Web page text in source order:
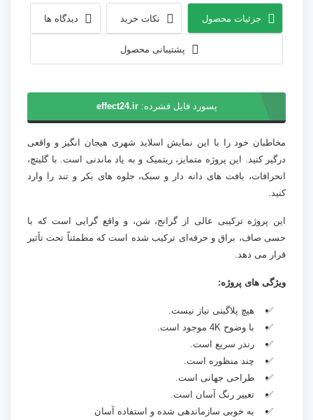
جزئیات محصول نکات خرید دیدگاه ها
پشتیبانی محصول
پسورد فایل فشرده:effect24.ir
مخاطبان خود را با این نمایش اسلاید شهری هیجان انگیز و واقعی
درگیر کنید. این پروژه متمایز، ریتمیک و به یاد ماندنی است. با گلیتچ،
انحرافات، بافت‌ های دانه‌ دار و سبک، جلوه‌ های بکر و تند را وارد
کنید.
این پروژه ترکیبی عالی از گرانج، شن، و واقع‌ گرایی است که با
حسی صاف، براق و حرفه‌ای ترکیب شده است که مطمئناً تحت تأثیر
قرار می‌ دهد.
ویژگی های پروژه:
هیچ پلاگینی نیاز نیست.
با وضوح 4K موجود است.
رندر سریع است.
چند منظوره است.
طراحی جهانی است.
تغییر رنگ آسان است.
به خوبی سازماندهی شده و استفاده آسان